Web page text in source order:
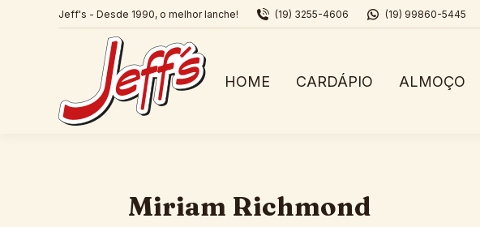
Jeff's - Desde 1990, o melhor lanche! (19) 3255-4606 (19) 99860-5445
HOME CARDÁPIO ALMOÇO
Miriam Richmond